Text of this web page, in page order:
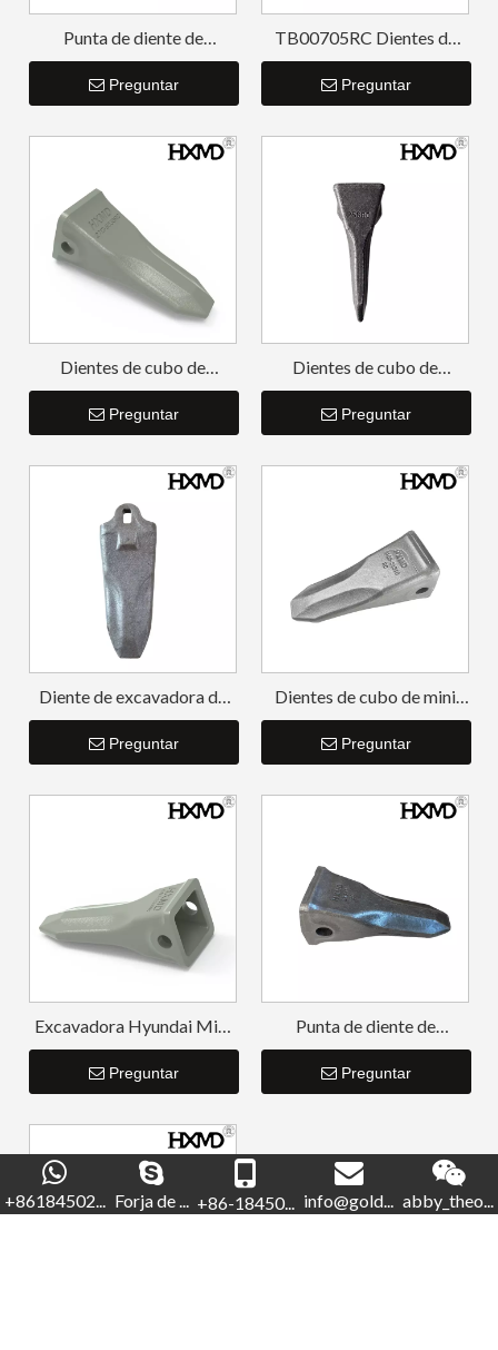
Punta de diente de
excavadora de perforación
de tierra estándar SY55
12076675
Preguntar
TB00705RC Dientes de
cangilones forjados
EX210RC
Preguntar
Dientes de cubo de
excavadora de acero de
aleación de alta calidad
para excavar DH280
61N8-31310RC
Preguntar
Dientes de cubo de
retroexcavadora de mini
perforación 25SRC
Preguntar
Diente de excavadora de
roca de acero de aleación
de conexión rápida 18S
Preguntar
Dientes de cubo de mini
excavadora de perforación
R220 61Q6-31310RC
Preguntar
Excavadora Hyundai Mini
Excavadora Dientes R350
61NA-31310RC
Preguntar
Punta de diente de
retroexcavadora de
perforación pequeña
SK210RC
Preguntar
+86184502... Forja de ... +86-18450... info@gold... abby_theo...